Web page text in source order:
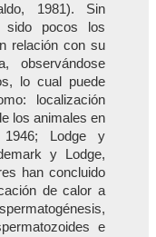
1981). Sin
sido pocos los
relación con su
observándose
lo cual puede
localización
los animales en
1946; Lodge y
y Lodge,
han concluido
de calor a
e